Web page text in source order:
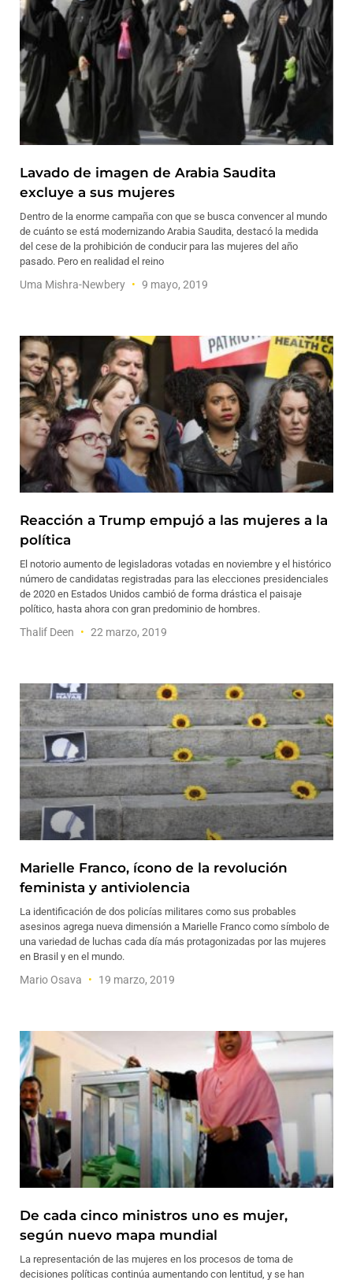
Lavado de imagen de Arabia Saudita
excluye a sus mujeres
Dentro de la enorme campaña con que se busca convencer al mundo
de cuánto se está modernizando Arabia Saudita, destacó la medida
del cese de la prohibición de conducir para las mujeres del año
pasado. Pero en realidad el reino
Uma Mishra-Newbery 9 mayo, 2019
Reacción a Trump empujó a las mujeres a la
política
El notorio aumento de legisladoras votadas en noviembre y el histórico
número de candidatas registradas para las elecciones presidenciales
de 2020 en Estados Unidos cambió de forma drástica el paisaje
político, hasta ahora con gran predominio de hombres.
Thalif Deen 22 marzo, 2019
Marielle Franco, ícono de la revolución
feminista y antiviolencia
La identificación de dos policías militares como sus probables
asesinos agrega nueva dimensión a Marielle Franco como símbolo de
una variedad de luchas cada día más protagonizadas por las mujeres
en Brasil y en el mundo.
Mario Osava 19 marzo, 2019
De cada cinco ministros uno es mujer,
según nuevo mapa mundial
La representación de las mujeres en los procesos de toma de
decisiones políticas continúa aumentando con lentitud, y se han